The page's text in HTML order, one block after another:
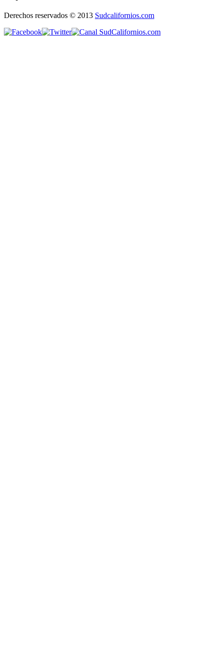
Derechos reservados © 2013 Sudcalifornios.com